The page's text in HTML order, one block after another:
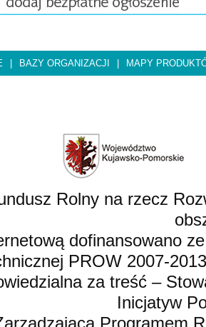
BAZY ORGANIZACJI MAPY
Rolny na rzecz
dofinansowano
PROW 2007-
za treść –
Inicjatyw
Programem